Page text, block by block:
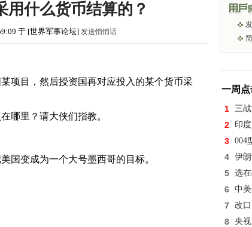
用什么货币结算的？
于 [世界军事论坛] 发送悄悄话
项目 ，然后授资国再对应投 入的某个货币采
哪里？ 请大侠们指教。
美国变成为一个大号墨西哥的目标。
一周
1 三
2 印
3 004
4 伊
5 选
6 中
7 改
8 央